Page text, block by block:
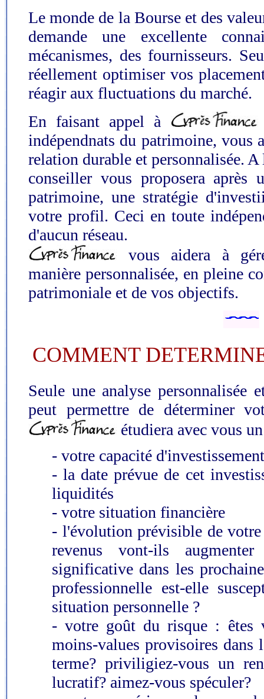
Le monde de la Bourse et des
demande une excellente
mécanismes, des fournisseurs.
réellement optimiser vos
réagir aux fluctuations du marché.
En faisant appel à
indépendnats du patrimoine, vous
relation durable et personnalisée.
conseiller vous proposera après
patrimoine, une stratégie
votre profil. Ceci en toute
d'aucun réseau.
vous aidera à
manière personnalisée, en pleine
patrimoniale et de vos objectifs.
COMMENT
Seule une analyse personnalisée
peut permettre de déterminer
étudiera avec vous
- votre capacité d'investissement
- la date prévue de cet
liquidités
- votre situation financière
- l'évolution prévisible de
revenus vont-ils
significative dans les
professionnelle est-elle
situation personnelle ?
- votre goût du risque : êtes
moins-values provisoires dans
terme? priviligiez-vous un
lucratif? aimez-vous spéculer?